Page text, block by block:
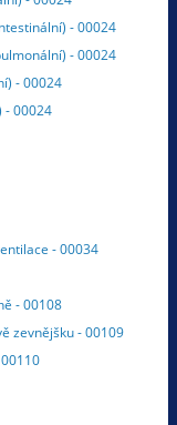
- 00024
- 00024
- 00024
- 00024
- 00034
- 00108
zevnějšku - 00109